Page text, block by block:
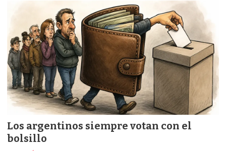
Los argentinos siempre votan con el
bolsillo